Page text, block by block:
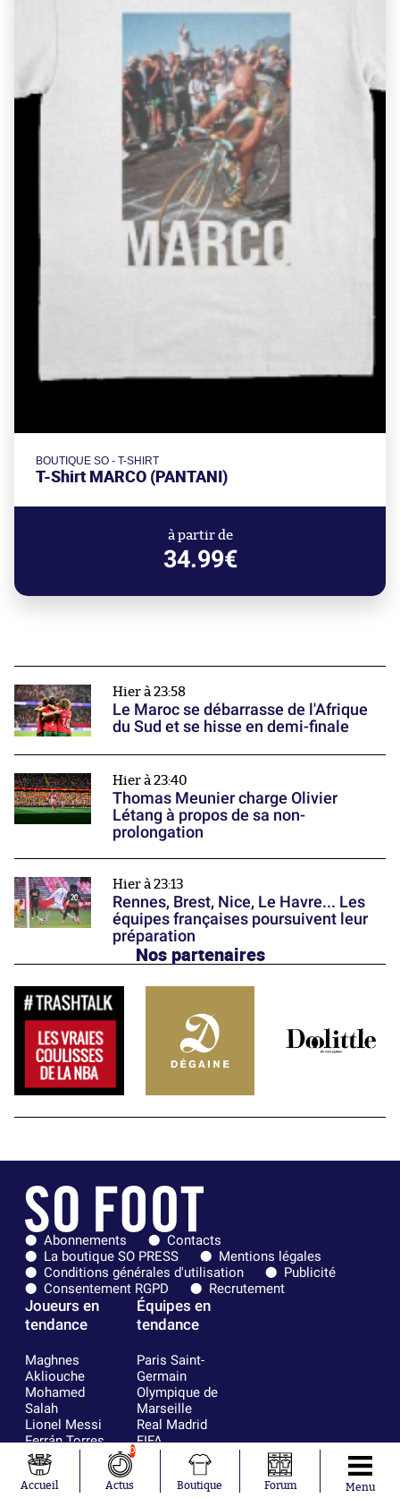
BOUTIQUE SO - T-SHIRT
T-Shirt MARCO (PANTANI)
à partir de
34.99€
Hier à 23:58
Le Maroc se débarrasse de l'Afrique
du Sud et se hisse en demi-finale
Hier à 23:40
Thomas Meunier charge Olivier
Létang à propos de sa non-
prolongation
Hier à 23:13
Rennes, Brest, Nice, Le Havre... Les
équipes françaises poursuivent leur
préparation
Nos partenaires
Abonnements
Contacts
La boutique SO PRESS
Mentions légales
Conditions générales d'utilisation
Publicité
Consentement RGPD
Recrutement
Joueurs en
tendance
Maghnes
Akliouche
Mohamed
Salah
Lionel Messi
Ferrán Torres
Kilian Corredor
Franco
Mastantuono
Équipes en
tendance
Paris Saint-
Germain
Olympique de
Marseille
Real Madrid
FIFA
Olympique
AS Monaco
Accueil
0
Actus Boutique Forum Menu